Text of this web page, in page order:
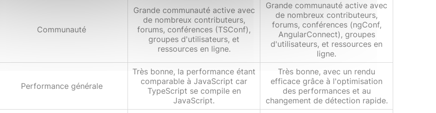
Communauté
Grande communauté active avec
de nombreux contributeurs,
forums, conférences (TSConf),
groupes d'utilisateurs, et
ressources en ligne.
Grande communauté active avec
de nombreux contributeurs,
forums, conférences (ngConf,
AngularConnect), groupes
d'utilisateurs, et ressources en
ligne.
Performance générale
Très bonne, la performance étant
comparable à JavaScript car
TypeScript se compile en
JavaScript.
Très bonne, avec un rendu
efficace grâce à l'optimisation
des performances et au
changement de détection rapide.